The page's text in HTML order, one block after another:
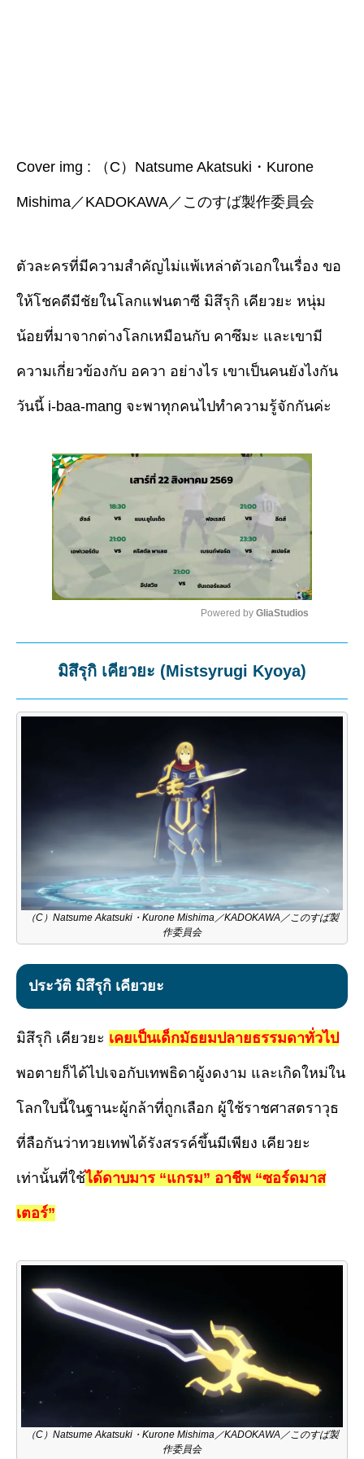
Cover img : （C）Natsume Akatsuki・Kurone
Mishima／KADOKAWA／このすば製作委員会
ตัวละครที่มีความสำคัญไม่แพ้เหล่าตัวเอกในเรื่อง ขอ
ให้โชคดีมีชัยในโลกแฟนตาซี มิสึรุกิ เคียวยะ หนุ่ม
น้อยที่มาจากต่างโลกเหมือนกับ คาซึมะ และเขามี
ความเกี่ยวข้องกับ อควา อย่างไร เขาเป็นคนยังไงกัน
วันนี้ i-baa-mang จะพาทุกคนไปทำความรู้จักกันค่ะ
Mute
Powered by GliaStudios
มิสึรุกิ เคียวยะ (Mistsyrugi Kyoya)
（C）Natsume Akatsuki・Kurone Mishima／KADOKAWA／このすば製
作委員会
ประวัติ มิสึรุกิ เคียวยะ
มิสึรุกิ เคียวยะ เคยเป็นเด็กมัธยมปลายธรรมดาทั่วไป
พอตายก็ได้ไปเจอกับเทพธิดาผู้งดงาม และเกิดใหม่ใน
โลกใบนี้ในฐานะผู้กล้าที่ถูกเลือก ผู้ใช้ราชศาสตราวุธ
ที่ลือกันว่าทวยเทพได้รังสรรค์ขึ้นมีเพียง เคียวยะ
เท่านั้นที่ใช้ได้ดาบมาร “แกรม” อาชีพ “ซอร์ดมาส
เตอร์”
（C）Natsume Akatsuki・Kurone Mishima／KADOKAWA／このすば製
作委員会